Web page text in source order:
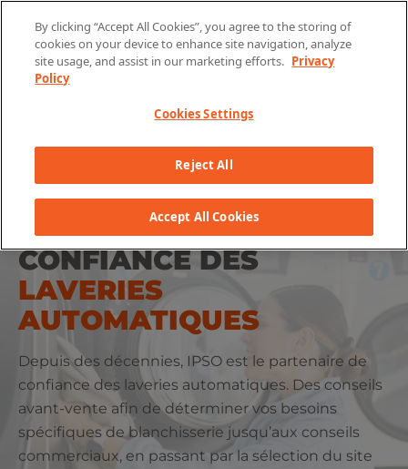
PARTENAIRE DE
CONFIANCE DES
LAVERIES
AUTOMATIQUES
Depuis des décennies, IPSO est le partenaire de
confiance des laveries automatiques. Des conseils
avant-vente afin de déterminer vos besoins
spécifiques de blanchisserie jusqu’aux conseils
commerciaux, en passant par la sélection du site
By clicking “Accept All Cookies”, you agree to the storing of
cookies on your device to enhance site navigation, analyze
site usage, and assist in our marketing efforts. Privacy
Policy
Cookies Settings
Reject All
Accept All Cookies